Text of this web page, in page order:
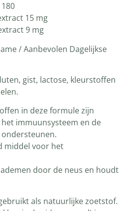
15 mg
9 mg
/ Aanbevolen Dagelijkse
gist, lactose, kleurstoffen
in deze formule zijn
immuunsysteem en de
middel voor het
door de neus en houdt
als natuurlijke zoetstof.